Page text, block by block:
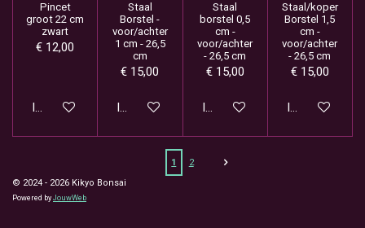
Pincet
groot 22 cm
zwart
€ 12,00
In winkelwagen
Staal
Borstel -
voor/achter
1 cm - 26,5
cm
€ 15,00
In winkelwagen
Staal
borstel 0,5
cm -
voor/achter
- 26,5 cm
€ 15,00
In winkelwagen
Staal/koper
Borstel 1,5
cm -
voor/achter
- 26,5 cm
€ 15,00
In
1
2
© 2024 - 2026 Kikyo Bonsai
Powered by JouwWeb